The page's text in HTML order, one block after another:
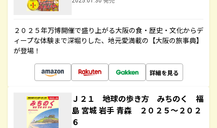
２０２５年万博開催で盛り上がる大阪の食・歴史・文化からデ
ィープな体験まで深堀りした、地元愛満載の【大阪の旅事典】
が登場！
詳細を見る
Ｊ２１ 地球の歩き方 みちのく 福
島 宮城 岩手 青森 ２０２５～２０２
６